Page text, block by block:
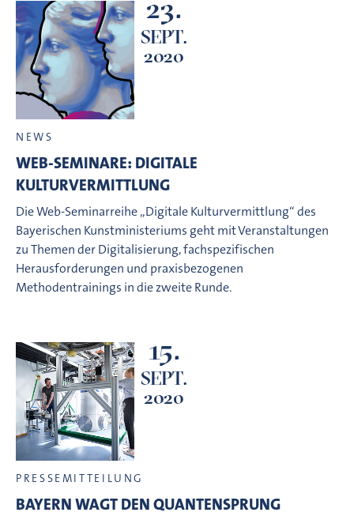
23.
SEPT.
2020
NEWS
WEB-SEMINARE: DIGITALE
KULTURVERMITTLUNG
Die Web-Seminarreihe „Digitale Kulturvermittlung“ des
Bayerischen Kunstministeriums geht mit Veranstaltungen
zu Themen der Digitalisierung, fachspezifischen
Herausforderungen und praxisbezogenen
Methodentrainings in die zweite Runde.
15.
SEPT.
2020
PRESSEMITTEILUNG
BAYERN WAGT DEN QUANTENSPRUNG